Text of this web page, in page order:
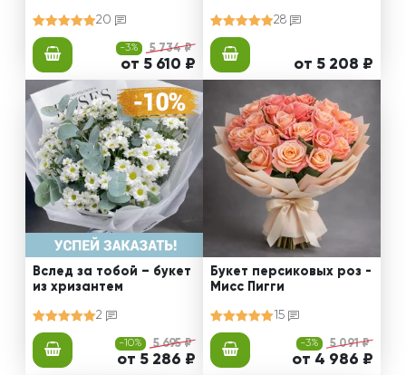
20
-3% 5 734 ₽
от 5 610 ₽
28
от 5 208 ₽
Вслед за тобой – букет
из хризантем
2
-10% 5 695 ₽
от 5 286 ₽
Букет персиковых роз -
Мисс Пигги
15
-3% 5 091 ₽
от 4 986 ₽